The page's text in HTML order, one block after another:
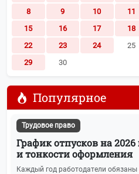
8
9 10 11
15
16 17 18
22
23 24 25
29
30
Популярное
Трудовое право
График отпусков на 2026
и тонкости оформления
Каждый год работодатели